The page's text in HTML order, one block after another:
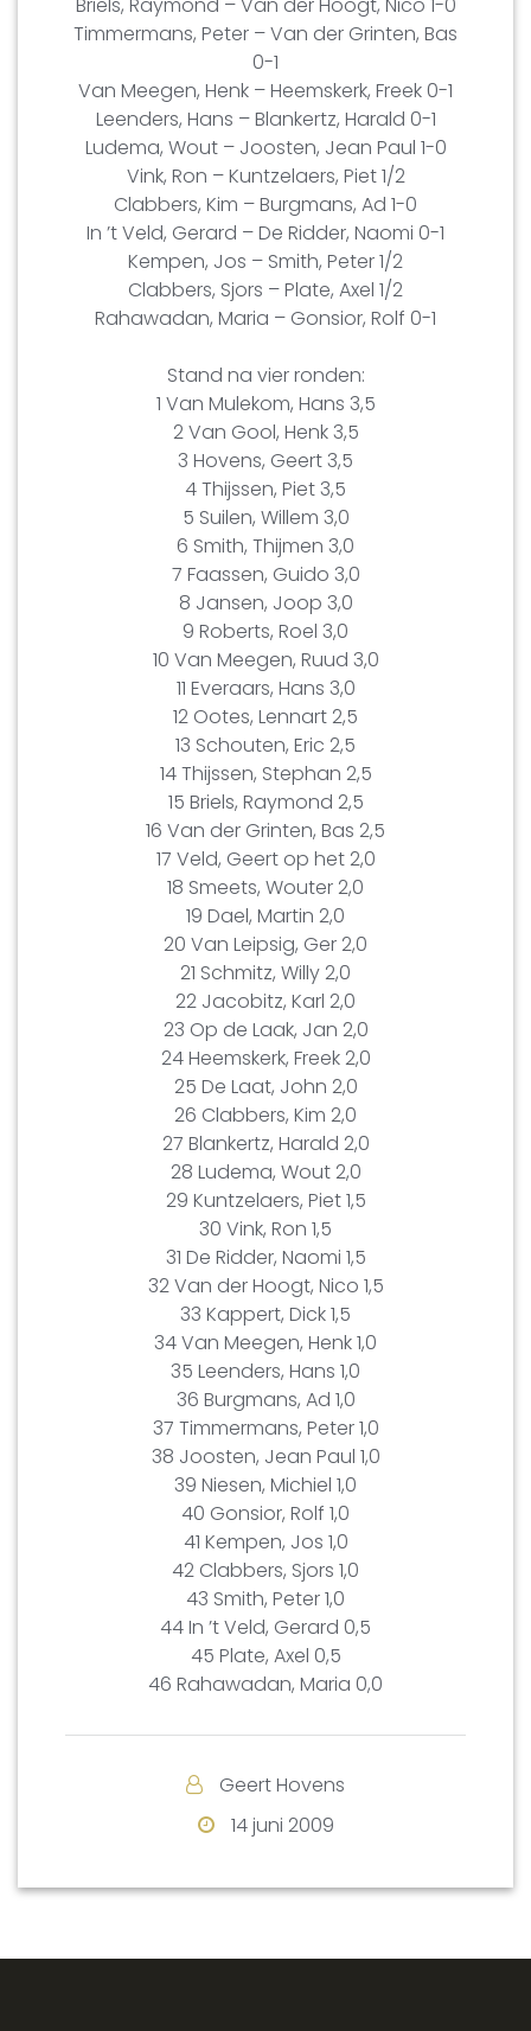
Timmermans, Peter – Van der Grinten, Bas
0-1
Van Meegen, Henk – Heemskerk, Freek 0-1
Leenders, Hans – Blankertz, Harald 0-1
Ludema, Wout – Joosten, Jean Paul 1-0
Vink, Ron – Kuntzelaers, Piet 1/2
Clabbers, Kim – Burgmans, Ad 1-0
In ’t Veld, Gerard – De Ridder, Naomi 0-1
Kempen, Jos – Smith, Peter 1/2
Clabbers, Sjors – Plate, Axel 1/2
Rahawadan, Maria – Gonsior, Rolf 0-1
Stand na vier ronden:
1 Van Mulekom, Hans 3,5
2 Van Gool, Henk 3,5
3 Hovens, Geert 3,5
4 Thijssen, Piet 3,5
5 Suilen, Willem 3,0
6 Smith, Thijmen 3,0
7 Faassen, Guido 3,0
8 Jansen, Joop 3,0
9 Roberts, Roel 3,0
10 Van Meegen, Ruud 3,0
11 Everaars, Hans 3,0
12 Ootes, Lennart 2,5
13 Schouten, Eric 2,5
14 Thijssen, Stephan 2,5
15 Briels, Raymond 2,5
16 Van der Grinten, Bas 2,5
17 Veld, Geert op het 2,0
18 Smeets, Wouter 2,0
19 Dael, Martin 2,0
20 Van Leipsig, Ger 2,0
21 Schmitz, Willy 2,0
22 Jacobitz, Karl 2,0
23 Op de Laak, Jan 2,0
24 Heemskerk, Freek 2,0
25 De Laat, John 2,0
26 Clabbers, Kim 2,0
27 Blankertz, Harald 2,0
28 Ludema, Wout 2,0
29 Kuntzelaers, Piet 1,5
30 Vink, Ron 1,5
31 De Ridder, Naomi 1,5
32 Van der Hoogt, Nico 1,5
33 Kappert, Dick 1,5
34 Van Meegen, Henk 1,0
35 Leenders, Hans 1,0
36 Burgmans, Ad 1,0
37 Timmermans, Peter 1,0
38 Joosten, Jean Paul 1,0
39 Niesen, Michiel 1,0
40 Gonsior, Rolf 1,0
41 Kempen, Jos 1,0
42 Clabbers, Sjors 1,0
43 Smith, Peter 1,0
44 In ’t Veld, Gerard 0,5
45 Plate, Axel 0,5
46 Rahawadan, Maria 0,0
Geert Hovens
14 juni 2009